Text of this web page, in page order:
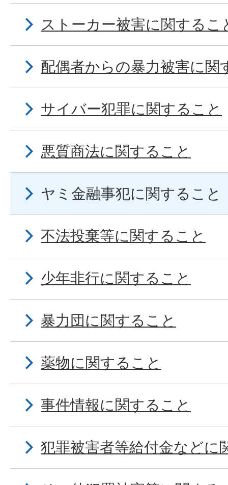
ストーカー被害に関するこ
配偶者からの暴力被害に関
サイバー犯罪に関すること
悪質商法に関すること
ヤミ金融事犯に関すること
不法投棄等に関すること
少年非行に関すること
暴力団に関すること
薬物に関すること
事件情報に関すること
犯罪被害者等給付金などに